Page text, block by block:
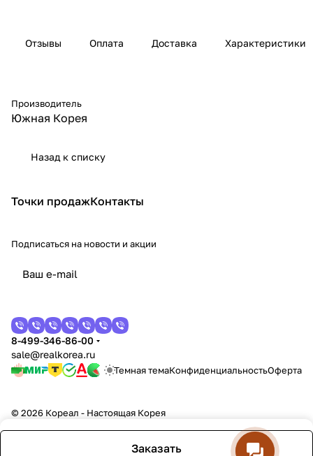
Отзывы Оплата Доставка Характеристики
Производитель
Южная Корея
Назад к списку
Заказать
Точки продажКонтакты
Подписаться на новости и акции
8-499-346-86-00
sale@realkorea.ru
Темная темаКонфиденциальностьОферта
© 2026 Кореал - Настоящая Корея